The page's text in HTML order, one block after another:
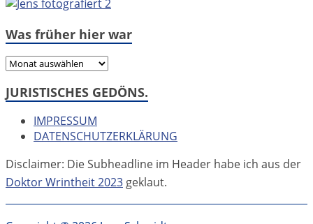
Was früher hier war
Was
hier
JURISTISCHES GEDÖNS.
IMPRESSUM
DATENSCHUTZERKLÄRUNG
Disclaimer: Die Subheadline im Header habe ich aus der
Doktor Wrintheit 2023 geklaut.